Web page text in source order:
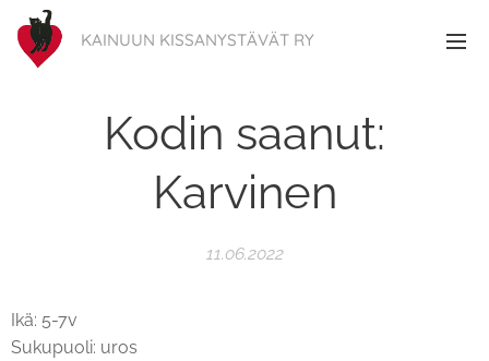
KAINUUN KISSANYSTÄVÄT RY
Kodin saanut:
Karvinen
11.06.2022
Ikä: 5-7v
Sukupuoli: uros